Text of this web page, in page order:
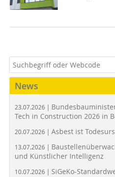
News
23.07.2026 |
Tech in Construction 2026 in
20.07.2026 | Asbest ist
13.07.2026 |
und Künstlicher Intelligenz
10.07.2026 | SiGeKo-